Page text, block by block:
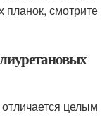
смотрите
целым